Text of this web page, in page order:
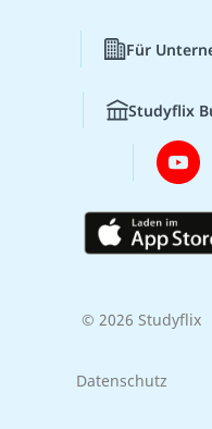
Für
Studyflix
© 2026 Studyflix
Datenschutz